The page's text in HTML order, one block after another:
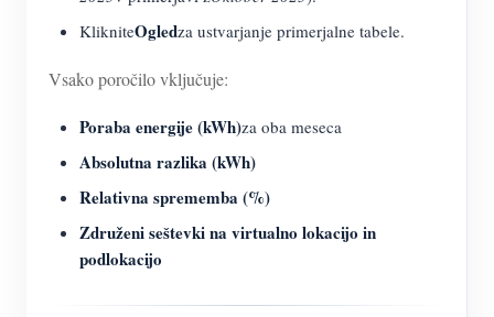
KlikniteOgledza ustvarjanje primerjalne tabele.
Vsako poročilo vključuje:
Poraba energije (kWh)za oba meseca
Absolutna razlika (kWh)
Relativna sprememba (%)
Združeni seštevki na virtualno lokacijo in
podlokacijo